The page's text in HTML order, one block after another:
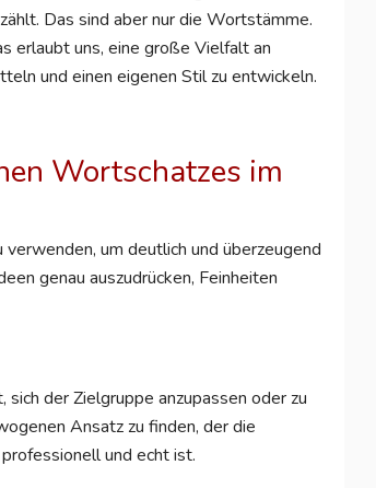
Das sind aber nur die Wortstämme.
erlaubt uns, eine große Vielfalt an
und einen eigenen Stil zu entwickeln.
Wortschatzes im
um deutlich und überzeugend
genau auszudrücken, Feinheiten
der Zielgruppe anzupassen oder zu
Ansatz zu finden, der die
und echt ist.